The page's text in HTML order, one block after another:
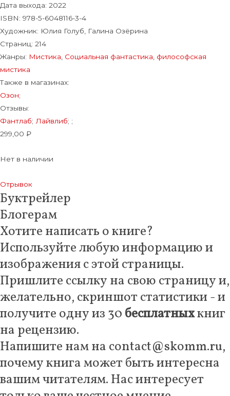
Дата выхода: 2022
ISBN: 978-5-6048116-3-4
Художник: Юлия Голуб, Галина Озёрина
Страниц: 214
Жанры: Мистика Социальная фантастика философская
мистика
Также в магазинах:
Озон;
Отзывы:
Фантлаб; Лайвлиб; ;
299,00 ₽
Нет в наличии
Отрывок
Буктрейлер
Блогерам
Хотите написать о книге?
Используйте любую информацию и
изображения с этой страницы.
Пришлите ссылку на свою страницу и,
желательно, скриншот статистики - и
получите одну из 30 бесплатныхкниг
на рецензию.
Напишите нам на contact@skomm.ru,
почему книга может быть интересна
вашим читателям. Нас интересует